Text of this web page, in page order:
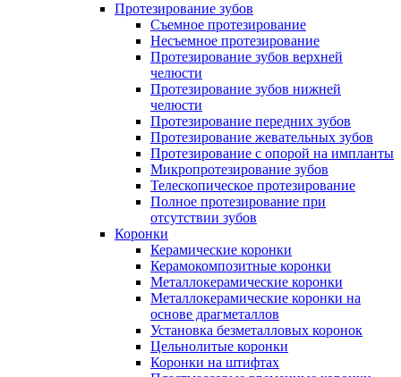
Протезирование зубов
Съемное протезирование
Несъемное протезирование
Протезирование зубов верхней
челюсти
Протезирование зубов нижней
челюсти
Протезирование передних зубов
Протезирование жевательных зубов
Протезирование с опорой на импланты
Микропротезирование зубов
Телескопическое протезирование
Полное протезирование при
отсутствии зубов
Коронки
Керамические коронки
Керамокомпозитные коронки
Металлокерамические коронки
Металлокерамические коронки на
основе драгметаллов
Установка безметалловых коронок
Цельнолитые коронки
Коронки на штифтах